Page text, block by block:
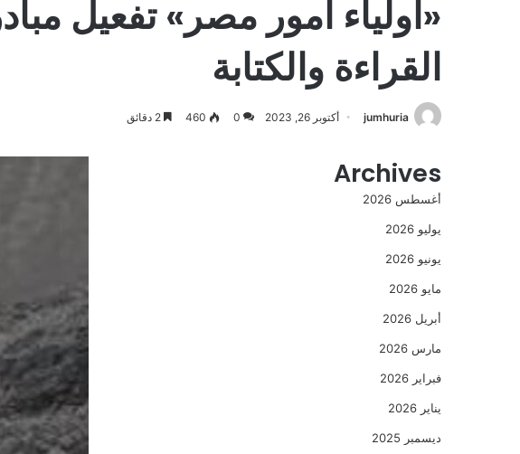
«اولياء امور مصر» تفعيل
القراءة والكتابة
jumhuria أكتوبر 26, 2023 0
460
Archives
أغسطس 2026
يوليو 2026
يونيو 2026
مايو 2026
أبريل 2026
مارس 2026
فبراير 2026
يناير 2026
ديسمبر 2025